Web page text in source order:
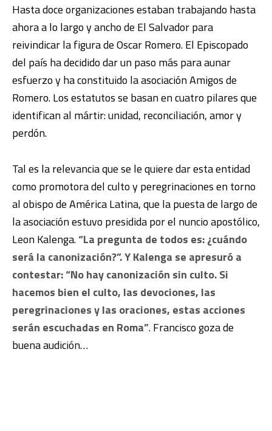
Hasta doce organizaciones estaban trabajando hasta
ahora a lo largo y ancho de El Salvador para
reivindicar la figura de Oscar Romero. El Episcopado
del país ha decidido dar un paso más para aunar
esfuerzo y ha constituido la asociación Amigos de
Romero. Los estatutos se basan en cuatro pilares que
identifican al mártir: unidad, reconciliación, amor y
perdón.
Tal es la relevancia que se le quiere dar esta entidad
como promotora del culto y peregrinaciones en torno
al obispo de América Latina, que la puesta de largo de
la asociación estuvo presidida por el nuncio apostólico,
Leon Kalenga.“La pregunta de todos es: ¿cuándo
será la canonización?”. Y Kalenga se apresuró a
contestar: “No hay canonización sin culto. Si
hacemos bien el culto, las devociones, las
peregrinaciones y las oraciones, estas acciones
serán escuchadas en Roma”. Francisco goza de
buena audición…